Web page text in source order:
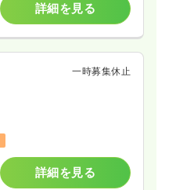
詳細を見る
一時募集休止
詳細を見る